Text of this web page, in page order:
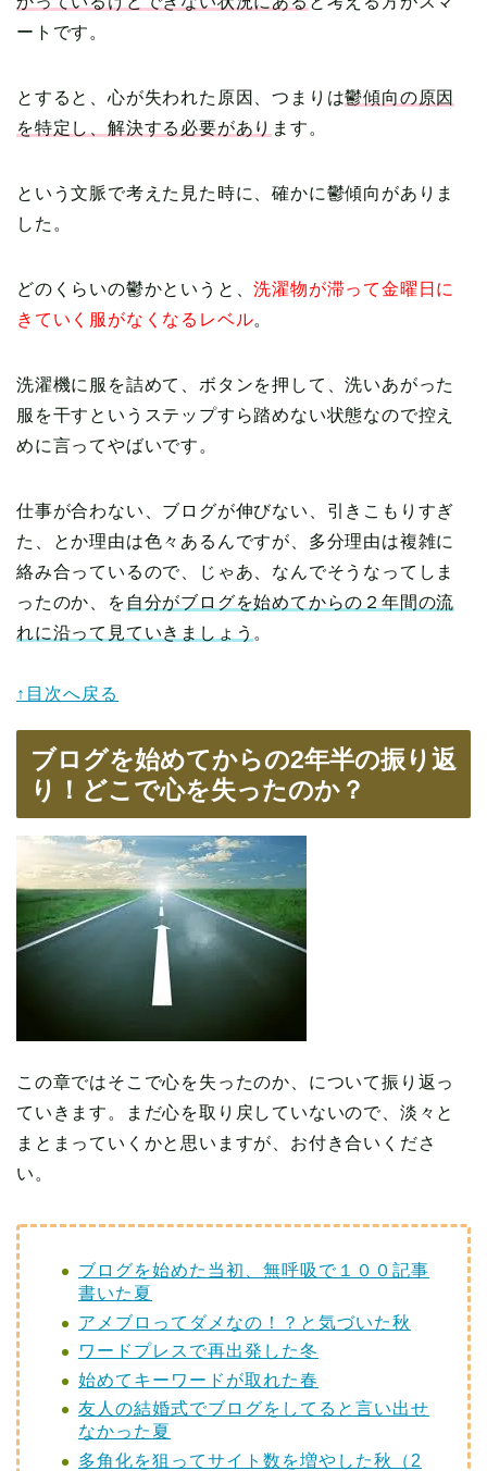
ートです。
とすると、心が失われた原因、つまりは鬱傾向の原因
を特定し、解決する必要があり ます。
という文脈で考えた見た時に、確かに鬱傾向がありま
した。
どのくらいの鬱かというと、洗濯物が滞って金曜日に
きていく服がなくなるレベル。
洗濯機に服を詰めて、ボタンを押して、洗いあがった
服を干すというステップすら踏めない状態なので控え
めに言ってやばいです。
仕事が合わない、ブログが伸びない、引きこもりすぎ
た、とか理由は色々あるんですが、多分理由は複雑に
絡み合っているので、じゃあ、なんでそうなってしま
ったのか、を 自分がブログを始めてからの２年間の流
れに沿って見ていきましょう 。
↑目次へ戻る
ブログを始めてからの2年半の振り返
り！どこで心を失ったのか？
この章ではそこで心を失ったのか、について振り返っ
ていきます。まだ心を取り戻していないので、淡々と
まとまっていくかと思いますが、お付き合いくださ
い。
ブログを始めた当初、無呼吸で１００記事
書いた夏
アメブロってダメなの！？と気づいた秋
ワードプレスで再出発した冬
始めてキーワードが取れた春
友人の結婚式でブログをしてると言い出せ
なかった夏
多角化を狙ってサイト数を増やした秋（2